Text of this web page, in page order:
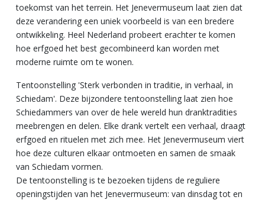
toekomst van het terrein. Het Jenevermuseum laat zien dat
deze verandering een uniek voorbeeld is van een bredere
ontwikkeling. Heel Nederland probeert erachter te komen
hoe erfgoed het best gecombineerd kan worden met
moderne ruimte om te wonen.
Tentoonstelling 'Sterk verbonden in traditie, in verhaal, in
Schiedam'. Deze bijzondere tentoonstelling laat zien hoe
Schiedammers van over de hele wereld hun dranktradities
meebrengen en delen. Elke drank vertelt een verhaal, draagt
erfgoed en rituelen met zich mee. Het Jenevermuseum viert
hoe deze culturen elkaar ontmoeten en samen de smaak
van Schiedam vormen.
De tentoonstelling is te bezoeken tijdens de reguliere
openingstijden van het Jenevermuseum: van dinsdag tot en